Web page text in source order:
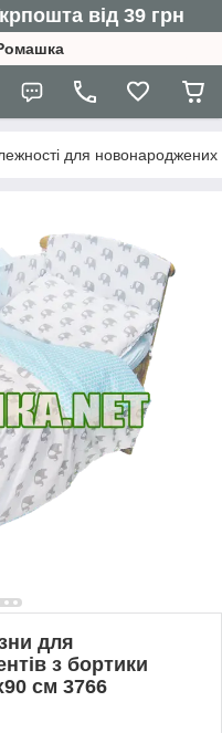
від 39 грн
для новонароджених
для
з бортики
см 3766